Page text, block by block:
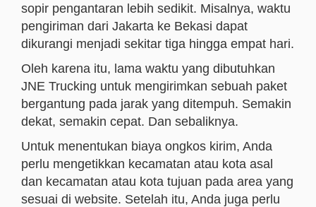
sopir pengantaran lebih sedikit. Misalnya, waktu
pengiriman dari Jakarta ke Bekasi dapat
dikurangi menjadi sekitar tiga hingga empat hari.
Oleh karena itu, lama waktu yang dibutuhkan
JNE Trucking untuk mengirimkan sebuah paket
bergantung pada jarak yang ditempuh. Semakin
dekat, semakin cepat. Dan sebaliknya.
Untuk menentukan biaya ongkos kirim, Anda
perlu mengetikkan kecamatan atau kota asal
dan kecamatan atau kota tujuan pada area yang
sesuai di website. Setelah itu, Anda juga perlu